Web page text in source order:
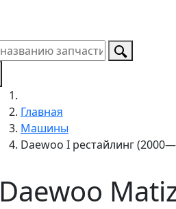
Главная
Машины
Daewoo I рестайлинг
Daewoo